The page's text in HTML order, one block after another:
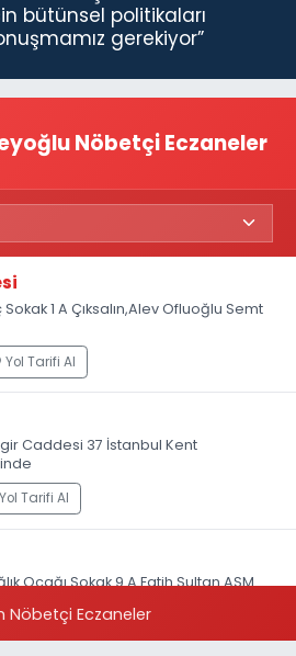
bütünsel politikaları
gerekiyor”
Nöbetçi Eczaneler
1 A Çıksalın,Alev Ofluoğlu Semt
Yol Tarifi Al
Caddesi 37 İstanbul Kent
Yol Tarifi Al
Ocağı Sokak 9 A Fatih Sultan ASM
Nöbetçi Eczaneler